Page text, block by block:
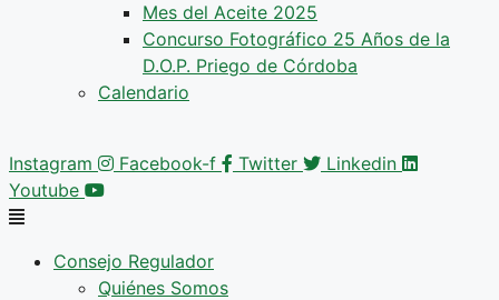
Mes del Aceite 2025
Concurso Fotográfico 25 Años de la
D.O.P. Priego de Córdoba
Calendario
Instagram Facebook-f Twitter
Linkedin
Youtube
Consejo Regulador
Quiénes Somos